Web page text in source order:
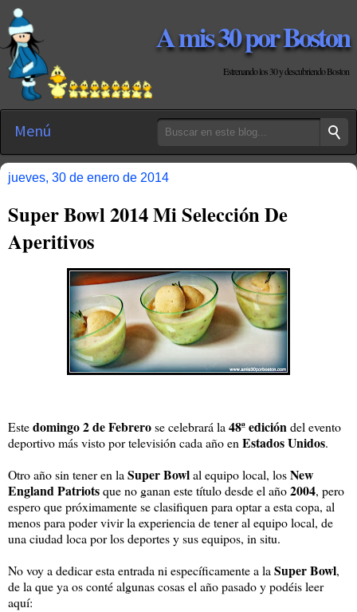
A mis 30 por Boston
Estrenando los 30 y descubriendo Boston
Menú
jueves, 30 de enero de 2014
Super Bowl 2014 Mi Selección De
Aperitivos
Estedomingo 2 de Febrerose celebrará la48ª edicióndel evento
deportivo más visto por televisión cada año enEstados Unidos.
Otro año sin tener en laSuper Bowlal equipo local, losNew
England Patriotsque no ganan este título desde el año2004, pero
espero que próximamente se clasifiquen para optar a esta copa, al
menos para poder vivir la experiencia de tener al equipo local, de
una ciudad loca por los deportes y sus equipos, in situ.
No voy a dedicar esta entrada ni específicamente a laSuper Bowl,
de la que ya os conté algunas cosas el año pasado y podéis leer
aquí: